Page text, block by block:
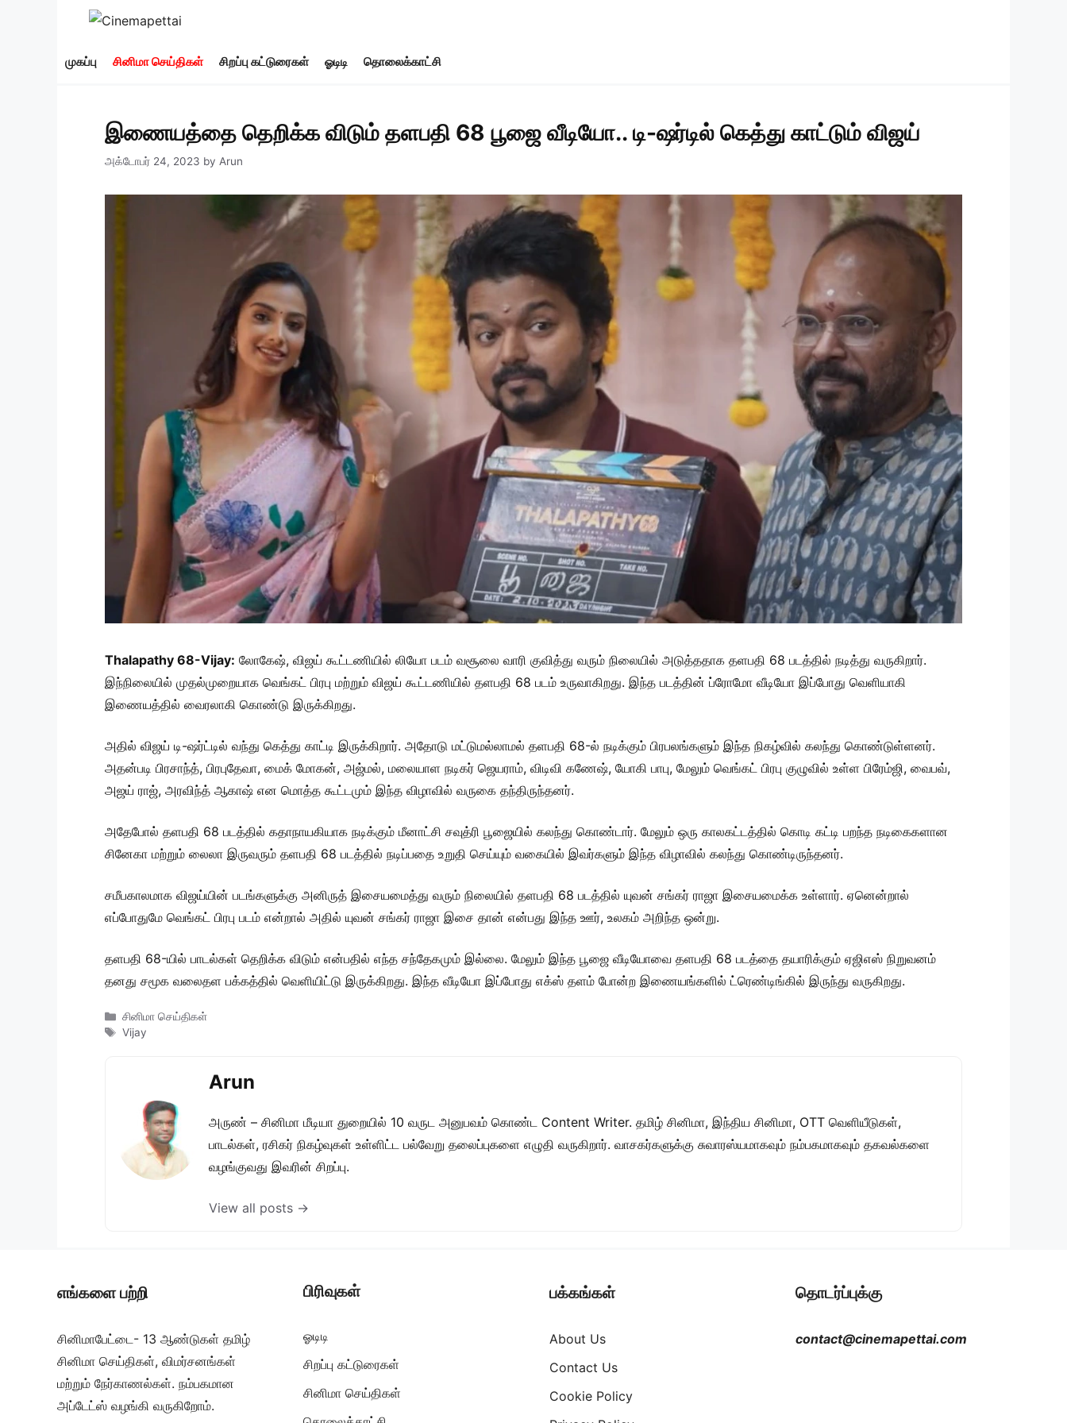
முகப்பு சினிமா செய்திகள் சிறப்பு கட்டுரைகள் ஓடிடி தொலைக்காட்சி
இணையத்தை தெறிக்க விடும் தளபதி 68 பூஜை வீடியோ.. டி-ஷர்டில் கெத்து காட்டும் விஜய்
அக்டோபர் 24, 2023 by Arun
Thalapathy 68-Vijay: லோகேஷ், விஜய் கூட்டணியில் லியோ படம் வசூலை வாரி குவித்து வரும் நிலையில் அடுத்ததாக தளபதி 68 படத்தில் நடித்து வருகிறார்.
இந்நிலையில் முதல்முறையாக வெங்கட் பிரபு மற்றும் விஜய் கூட்டணியில் தளபதி 68 படம் உருவாகிறது. இந்த படத்தின் ப்ரோமோ வீடியோ இப்போது வெளியாகி
இணையத்தில் வைரலாகி கொண்டு இருக்கிறது.
அதில் விஜய் டி-ஷர்ட்டில் வந்து கெத்து காட்டி இருக்கிறார். அதோடு மட்டுமல்லாமல் தளபதி 68-ல் நடிக்கும் பிரபலங்களும் இந்த நிகழ்வில் கலந்து கொண்டுள்ளனர்.
அதன்படி பிரசாந்த், பிரபுதேவா, மைக் மோகன், அஜ்மல், மலையாள நடிகர் ஜெயராம், விடிவி கணேஷ், யோகி பாபு, மேலும் வெங்கட் பிரபு குழுவில் உள்ள பிரேம்ஜி, வைபவ்,
அஜய் ராஜ், அரவிந்த் ஆகாஷ் என மொத்த கூட்டமும் இந்த விழாவில் வருகை தந்திருந்தனர்.
அதேபோல் தளபதி 68 படத்தில் கதாநாயகியாக நடிக்கும் மீனாட்சி சவுத்ரி பூஜையில் கலந்து கொண்டார். மேலும் ஒரு காலகட்டத்தில் கொடி கட்டி பறந்த நடிகைகளான
சினேகா மற்றும் லைலா இருவரும் தளபதி 68 படத்தில் நடிப்பதை உறுதி செய்யும் வகையில் இவர்களும் இந்த விழாவில் கலந்து கொண்டிருந்தனர்.
சமீபகாலமாக விஜய்யின் படங்களுக்கு அனிருத் இசையமைத்து வரும் நிலையில் தளபதி 68 படத்தில் யுவன் சங்கர் ராஜா இசையமைக்க உள்ளார். ஏனென்றால்
எப்போதுமே வெங்கட் பிரபு படம் என்றால் அதில் யுவன் சங்கர் ராஜா இசை தான் என்பது இந்த ஊர், உலகம் அறிந்த ஒன்று.
தளபதி 68-யில் பாடல்கள் தெறிக்க விடும் என்பதில் எந்த சந்தேகமும் இல்லை. மேலும் இந்த பூஜை வீடியோவை தளபதி 68 படத்தை தயாரிக்கும் ஏஜிஎஸ் நிறுவனம்
தனது சமூக வலைதள பக்கத்தில் வெளியிட்டு இருக்கிறது. இந்த வீடியோ இப்போது எக்ஸ் தளம் போன்ற இணையங்களில் ட்ரெண்டிங்கில் இருந்து வருகிறது.
Categories
சினிமா செய்திகள்
Tags
Vijay
Arun
அருண் – சினிமா மீடியா துறையில் 10 வருட அனுபவம் கொண்ட Content Writer. தமிழ் சினிமா, இந்திய சினிமா, OTT வெளியீடுகள்,
பாடல்கள், ரசிகர் நிகழ்வுகள் உள்ளிட்ட பல்வேறு தலைப்புகளை எழுதி வருகிறார். வாசகர்களுக்கு சுவாரஸ்யமாகவும் நம்பகமாகவும் தகவல்களை
வழங்குவது இவரின் சிறப்பு.
View all posts →
எங்களை பற்றி
சினிமாபேட்டை- 13 ஆண்டுகள் தமிழ்
சினிமா செய்திகள், விமர்சனங்கள்
மற்றும் நேர்காணல்கள். நம்பகமான
அப்டேட்ஸ் வழங்கி வருகிறோம்.
பிரிவுகள்
ஓடிடி
சிறப்பு கட்டுரைகள்
சினிமா செய்திகள்
பக்கங்கள்
About Us
Contact Us
Cookie Policy
தொடர்ப்புக்கு
contact@cinemapettai.com